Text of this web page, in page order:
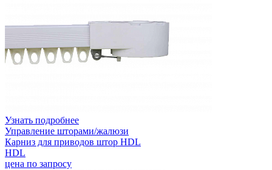
Узнать подробнее
Управление шторами/жалюзи
Карниз для приводов штор HDL
HDL
цена по запросу